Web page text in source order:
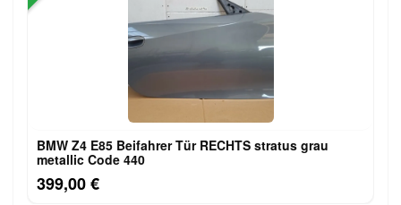
BMW Z4 E85 Beifahrer Tür RECHTS stratus grau
metallic Code 440
399,00 €